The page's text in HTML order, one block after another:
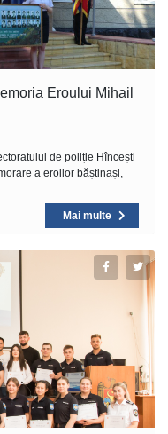
Eroului Mihail
de poliție Hîncești
a eroilor băștinași,
Mai multe